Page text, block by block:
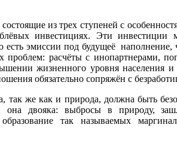
из трех ступеней с
инвестициях. Эти инвестиции
эмиссии под будущеё наполнение,
проблем: расчёты с инопартнерами,
жизненного уровня населения и
обязательно сопряжён с
так же как и природа, должна быть
она двояка: выбросы в природу,
так называемых